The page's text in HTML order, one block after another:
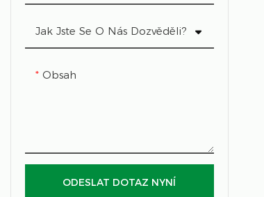
pěstování krmných
kontejnerů
zemědělství
Jak Jste Se O Nás Dozvěděli?
Obsah
ODESLAT DOTAZ NYNÍ